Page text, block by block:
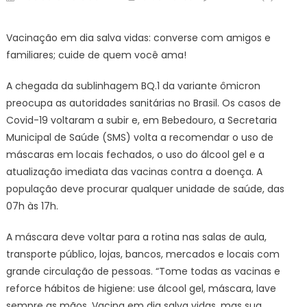
Vacinação em dia salva vidas: converse com amigos e
familiares; cuide de quem você ama!
A chegada da sublinhagem BQ.1 da variante ômicron
preocupa as autoridades sanitárias no Brasil. Os casos de
Covid-19 voltaram a subir e, em Bebedouro, a Secretaria
Municipal de Saúde (SMS) volta a recomendar o uso de
máscaras em locais fechados, o uso do álcool gel e a
atualização imediata das vacinas contra a doença. A
população deve procurar qualquer unidade de saúde, das
07h às 17h.
A máscara deve voltar para a rotina nas salas de aula,
transporte público, lojas, bancos, mercados e locais com
grande circulação de pessoas. “Tome todas as vacinas e
reforce hábitos de higiene: use álcool gel, máscara, lave